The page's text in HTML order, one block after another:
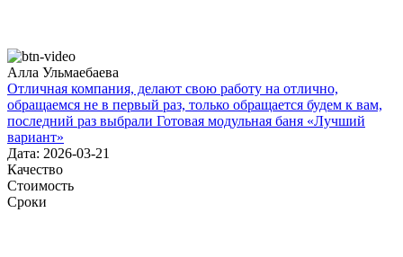
Алла Ульмаебаева
Отличная компания, делают свою работу на отлично,
обращаемся не в первый раз, только обращается будем к вам,
последний раз выбрали Готовая модульная баня «Лучший
вариант»
Дата: 2026-03-21
Качество
Стоимость
Сроки